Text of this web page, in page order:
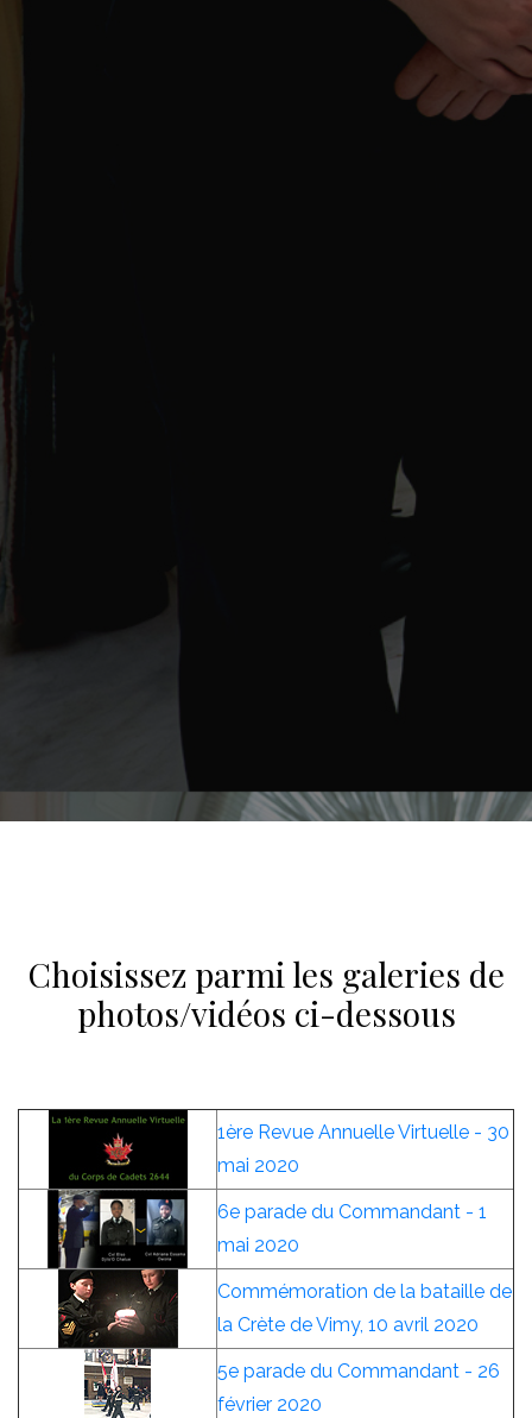
Choisissez parmi les galeries de
photos/vidéos ci-dessous
1ère Revue Annuelle Virtuelle - 30
mai 2020
6e parade du Commandant - 1
mai 2020
Commémoration de la bataille de
la Crète de Vimy, 10 avril 2020
5e parade du Commandant - 26
février 2020